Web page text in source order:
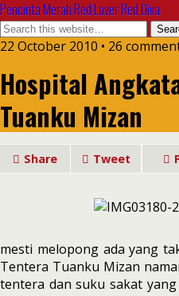
Pencinta Merah Red Lover Red Diva
22 October 2010 • 26
Hospital
Tuanku Mizan
Share Tweet
mesti melopong ada yang
Tentera Tuanku Mizan
tentera dan suku sakat